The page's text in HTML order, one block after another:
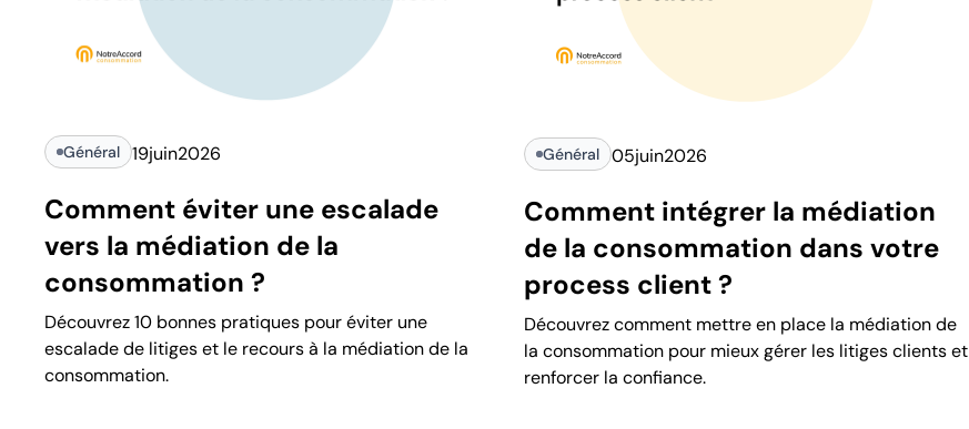
Général 19juin2026
Comment éviter une escalade
vers la médiation de la
consommation ?
Découvrez 10 bonnes pratiques pour éviter une
escalade de litiges et le recours à la médiation de la
consommation.
Général 05juin2026
Comment intégrer la médiation
de la consommation dans votre
process client ?
Découvrez comment mettre en place la médiation de
la consommation pour mieux gérer les litiges clients et
renforcer la confiance.